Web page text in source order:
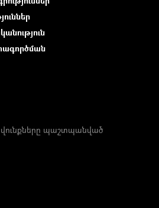
պաշտպանված